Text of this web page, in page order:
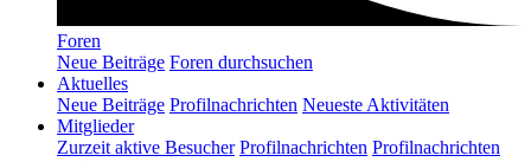
Foren
Neue Beiträge Foren durchsuchen
Aktuelles
Neue Beiträge Profilnachrichten Neueste Aktivitäten
Mitglieder
Zurzeit aktive Besucher Profilnachrichten Profilnachrichten